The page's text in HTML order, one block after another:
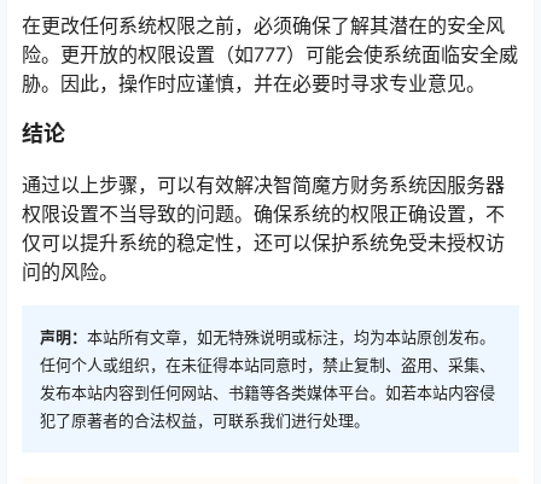
在更改任何系统权限之前，必须确保了解其潜在的安全风
险。更开放的权限设置（如777）可能会使系统面临安全威
胁。因此，操作时应谨慎，并在必要时寻求专业意见。
结论
通过以上步骤，可以有效解决智简魔方财务系统因服务器
权限设置不当导致的问题。确保系统的权限正确设置，不
仅可以提升系统的稳定性，还可以保护系统免受未授权访
问的风险。
声明： 本站所有文章，如无特殊说明或标注，均为本站原创发布。
任何个人或组织，在未征得本站同意时，禁止复制、盗用、采集、
发布本站内容到任何网站、书籍等各类媒体平台。如若本站内容侵
犯了原著者的合法权益，可联系我们进行处理。